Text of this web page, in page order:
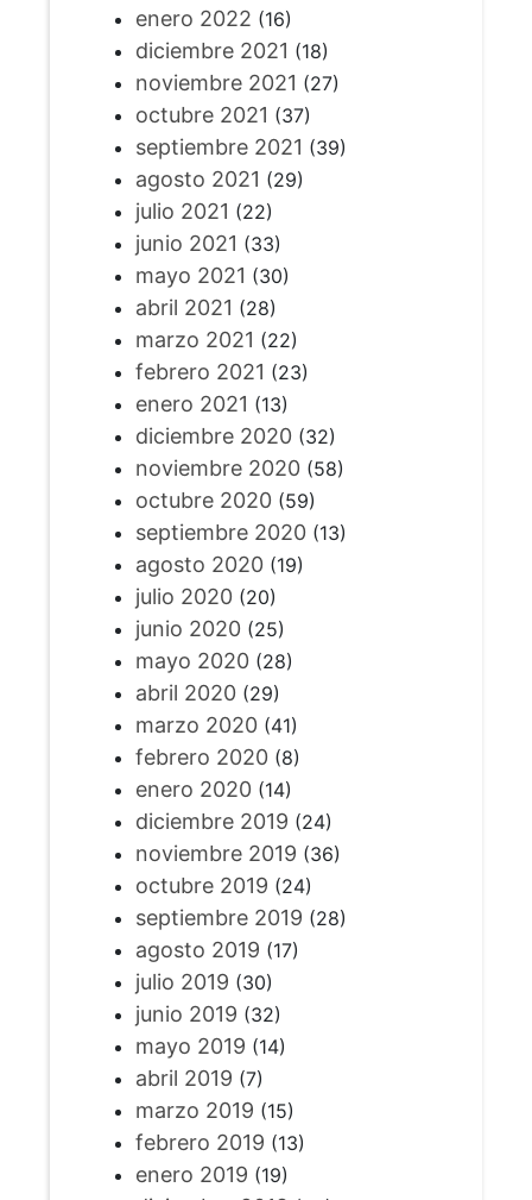
enero 2022 (16)
diciembre 2021 (18)
noviembre 2021 (27)
octubre 2021 (37)
septiembre 2021 (39)
agosto 2021 (29)
julio 2021 (22)
junio 2021 (33)
mayo 2021 (30)
abril 2021 (28)
marzo 2021 (22)
febrero 2021 (23)
enero 2021 (13)
diciembre 2020(32)
noviembre 2020(58)
octubre 2020(59)
septiembre 2020(13)
agosto 2020(19)
julio 2020(20)
junio 2020(25)
mayo 2020(28)
abril 2020(29)
marzo 2020(41)
febrero 2020(8)
enero 2020(14)
diciembre 2019 (24)
noviembre 2019 (36)
octubre 2019 (24)
septiembre 2019 (28)
agosto 2019 (17)
julio 2019 (30)
junio 2019 (32)
mayo 2019 (14)
abril 2019 (7)
marzo 2019 (15)
febrero 2019 (13)
enero 2019 (19)